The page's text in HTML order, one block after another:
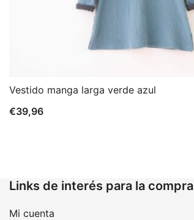
Vestido manga larga verde azul
€39,96
Links de interés para la compra
Mi cuenta